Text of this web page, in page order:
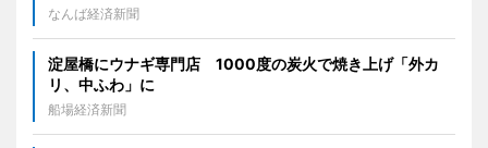
なんば経済新聞
淀屋橋にウナギ専門店 1000度の炭火で焼き上げ「外カ
リ、中ふわ」に
船場経済新聞